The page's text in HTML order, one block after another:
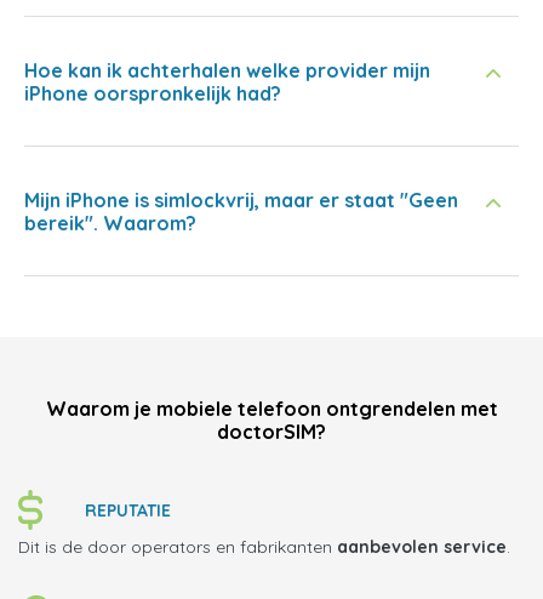
Hoe kan ik achterhalen welke provider mijn
iPhone oorspronkelijk had?
Mijn iPhone is simlockvrij, maar er staat "Geen
bereik". Waarom?
Waarom je mobiele telefoon ontgrendelen met
doctorSIM?
REPUTATIE
Dit is de door operators en fabrikanten aanbevolen service.